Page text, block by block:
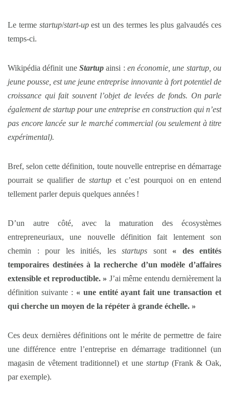
Le terme startup/start-upest un des termes les plus galvaudés ces
temps-ci.
Wikipédia définit une Startupainsi : en économie, une startup, ou
jeune pousse, est une jeune entreprise innovante à fort potentiel de
croissance qui fait souvent l’objet de levées de fonds. On parle
également de startup pour une entreprise en construction qui n’est
pas encore lancée sur le marché commercial (ou seulement à titre
expérimental).
Bref, selon cette définition, toute nouvelle entreprise en démarrage
pourrait se qualifier de startup et c’est pourquoi on en entend
tellement parler depuis quelques années !
D’un autre côté, avec la maturation des écosystèmes
entrepreneuriaux, une nouvelle définition fait lentement son
chemin : pour les initiés, les startups sont « des entités
temporaires destinées à la recherche d’un modèle d’affaires
extensible et reproductible. » J’ai même entendu dernièrement la
définition suivante : « une entité ayant fait une transaction et
qui cherche un moyen de la répéter à grande échelle. »
Ces deux dernières définitions ont le mérite de permettre de faire
une différence entre l’entreprise en démarrage traditionnel (un
magasin de vêtement traditionnel) et une startup(Frank & Oak,
par exemple).